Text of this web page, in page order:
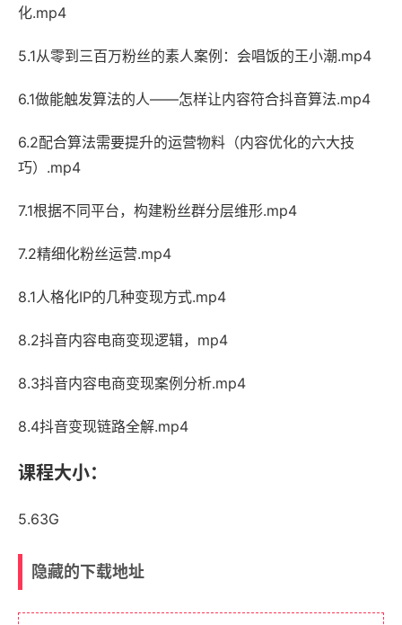
化.mp4
5.1从零到三百万粉丝的素人案例：会唱饭的王小潮.mp4
6.1做能触发算法的人——怎样让内容符合抖音算法.mp4
6.2配合算法需要提升的运营物料（内容优化的六大技
巧）.mp4
7.1根据不同平台，构建粉丝群分层维形.mp4
7.2精细化粉丝运营.mp4
8.1人格化IP的几种变现方式.mp4
8.2抖音内容电商变现逻辑，mp4
8.3抖音内容电商变现案例分析.mp4
8.4抖音变现链路全解.mp4
课程大小：
5.63G
隐藏的下载地址